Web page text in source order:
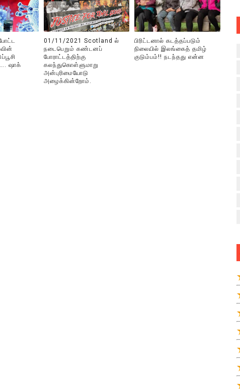
ஷாக்
01/11/2021 Scotland ல்
நடைபெறும் கண்டனப்
போராட்டத்திற்கு
கலந்துகொள்ளுமாறு
அன்புரிமையோடு
அழைக்கின்றோம்.
பிரிட்டனால் கடத்தப்படும்
நிலையில் இலங்கைத் தமிழ்
குடும்பம்!! நடந்தது என்ன